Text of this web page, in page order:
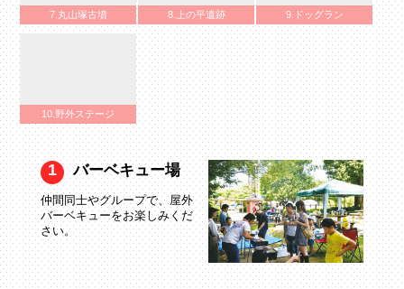
7.丸山塚古墳 8.上の平遺跡 9.ドッグラン
10.野外ステージ
1 バーベキュー場
仲間同士やグループで、屋外
バーベキューをお楽しみくだ
さい。